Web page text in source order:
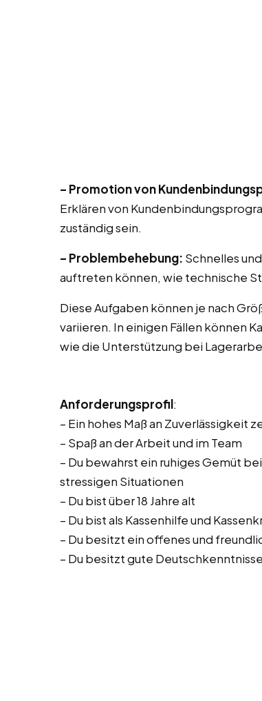
– Promotion von
Erklären von
zuständig sein.
– Problembehebung: Schnelles
auftreten können, wie technische
Diese Aufgaben können je nach
variieren. In einigen Fällen können
wie die Unterstützung bei
Anforderungsprofil:
– Ein hohes Maß an Zuverlässigkeit
– Spaß an der Arbeit und im Team
– Du bewahrst ein ruhiges Gemüt
stressigen Situationen
– Du bist über 18 Jahre alt
– Du bist als Kassenhilfe und
– Du besitzt ein offenes und
– Du besitzt gute Deutschkenntnisse